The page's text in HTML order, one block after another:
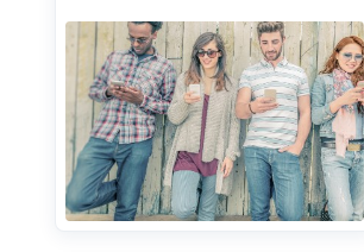
een deelfiets of het bestellen
van tickets van De Lijn of de
NMBSis mogelijk. Je vindt alle
info over deze Extra diensten op
deze pagina.